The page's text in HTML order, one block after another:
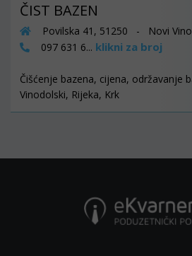
ČIST BAZEN
Povilska 41, 51250 - Novi
097 631 6... klikni za broj
Čišćenje bazena, cijena, održavanje
Vinodolski, Rijeka, Krk